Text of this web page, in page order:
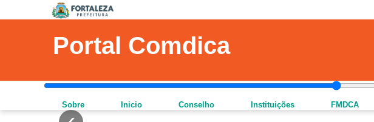
Portal Comdica
Sobre Inicio Conselho Instituições FMDCA
AVISO DE